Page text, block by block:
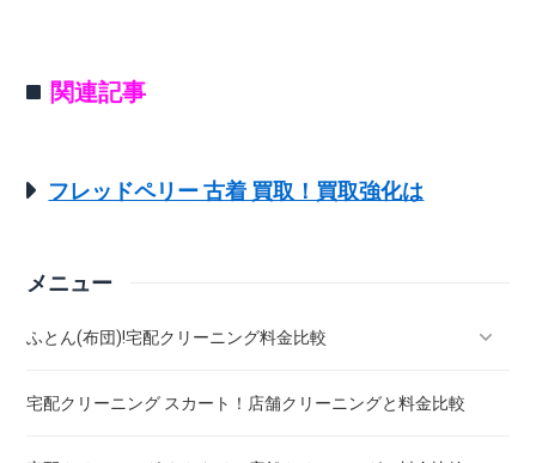
関連記事
フレッドペリー 古着 買取！買取強化は
メニュー
ふとん(布団)!宅配クリーニング料金比較
羽毛ふとん(布団)!宅配クリーニング料金比較
宅配クリーニング スカート！店舗クリーニングと料金比較